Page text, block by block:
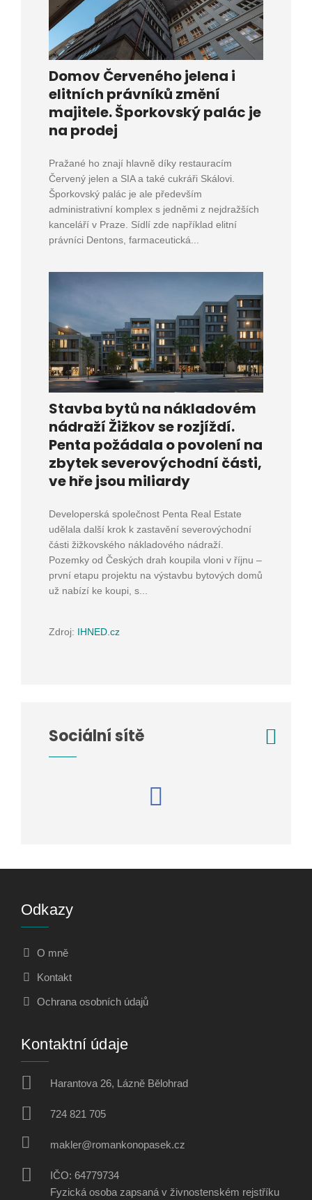
Domov Červeného jelena i
elitních právníků změní
majitele. Šporkovský palác je
na prodej
Pražané ho znají hlavně díky restauracím
Červený jelen a SIA a také cukráři Skálovi.
Šporkovský palác je ale především
administrativní komplex s jedněmi z nejdražších
kanceláří v Praze. Sídlí zde například elitní
právníci Dentons, farmaceutická...
Stavba bytů na nákladovém
nádraží Žižkov se rozjíždí.
Penta požádala o povolení na
zbytek severovýchodní části,
ve hře jsou miliardy
Developerská společnost Penta Real Estate
udělala další krok k zastavění severovýchodní
části žižkovského nákladového nádraží.
Pozemky od Českých drah koupila vloni v říjnu –
první etapu projektu na výstavbu bytových domů
už nabízí ke koupi, s...
Zdroj: IHNED.cz
Sociální sítě
Odkazy
O mně
Kontakt
Ochrana osobních údajů
Kontaktní údaje
Harantova 26, Lázně Bělohrad
724 821 705
makler@romankonopasek.cz
IČO: 64779734
Fyzická osoba zapsaná v živnostenském rejstříku